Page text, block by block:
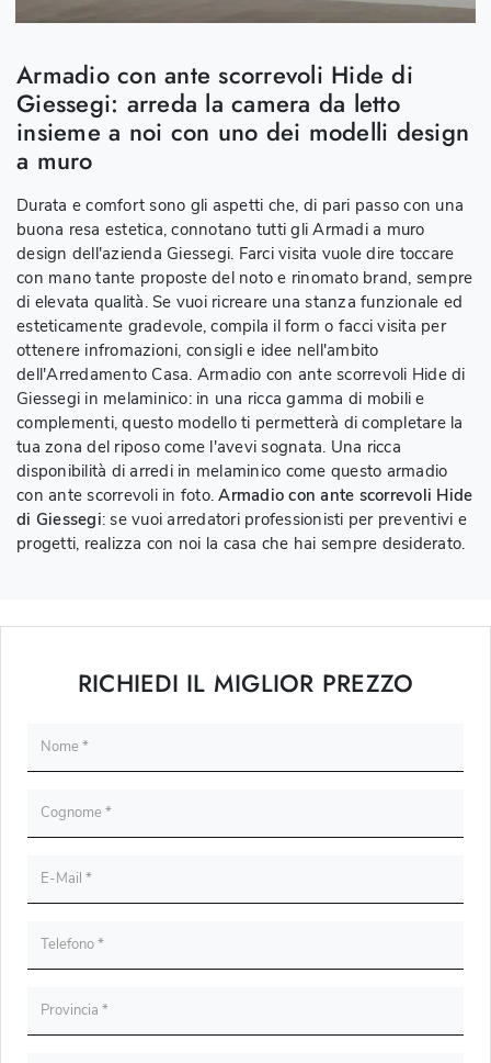
Armadio con ante scorrevoli Hide di
Giessegi: arreda la camera da letto
insieme a noi con uno dei modelli design
a muro
Durata e comfort sono gli aspetti che, di pari passo con una
buona resa estetica, connotano tutti gli Armadi a muro
design dell'azienda Giessegi. Farci visita vuole dire toccare
con mano tante proposte del noto e rinomato brand, sempre
di elevata qualità. Se vuoi ricreare una stanza funzionale ed
esteticamente gradevole, compila il form o facci visita per
ottenere infromazioni, consigli e idee nell'ambito
dell'Arredamento Casa. Armadio con ante scorrevoli Hide di
Giessegi in melaminico: in una ricca gamma di mobili e
complementi, questo modello ti permetterà di completare la
tua zona del riposo come l'avevi sognata. Una ricca
disponibilità di arredi in melaminico come questo armadio
con ante scorrevoli in foto.Armadio con ante scorrevoli Hide
di Giessegi: se vuoi arredatori professionisti per preventivi e
progetti, realizza con noi la casa che hai sempre desiderato.
RICHIEDI IL MIGLIOR PREZZO